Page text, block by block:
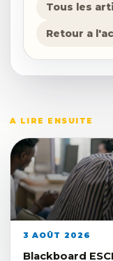
Tous les
Retour a
A LIRE ENSUITE
3 AOÛT 2026
Blackboard